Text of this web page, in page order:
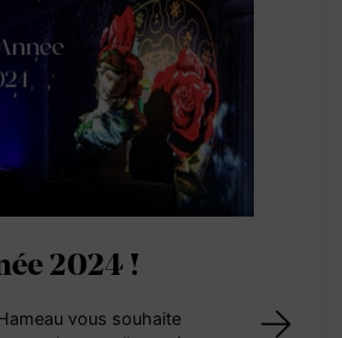
2024 !
vous souhaite